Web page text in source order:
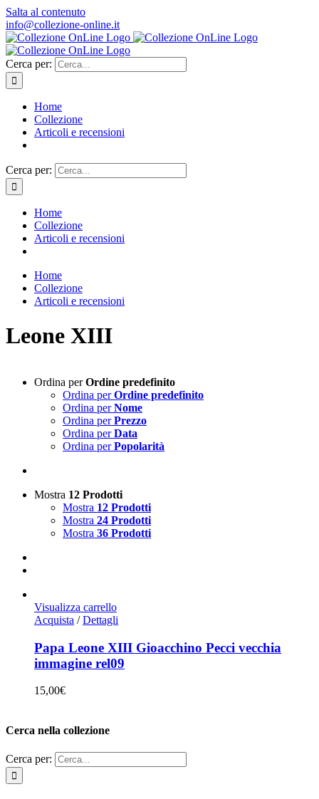
Salta al contenuto
info@collezione-online.it
Cerca per:
Home
Collezione
Articoli e recensioni
Cerca per:
Home
Collezione
Articoli e recensioni
Home
Collezione
Articoli e recensioni
Leone XIII
Ordina perOrdine predefinito
Ordina perOrdine predefinito
Ordina perNome
Ordina perPrezzo
Ordina perData
Ordina perPopolarità
Mostra 12 Prodotti
Mostra 12 Prodotti
Mostra 24 Prodotti
Mostra 36 Prodotti
Visualizza carrello
Acquista / Dettagli
Papa Leone XIII Gioacchino Pecci vecchia
immagine rel09
15,00€
Cerca nella collezione
Cerca per: